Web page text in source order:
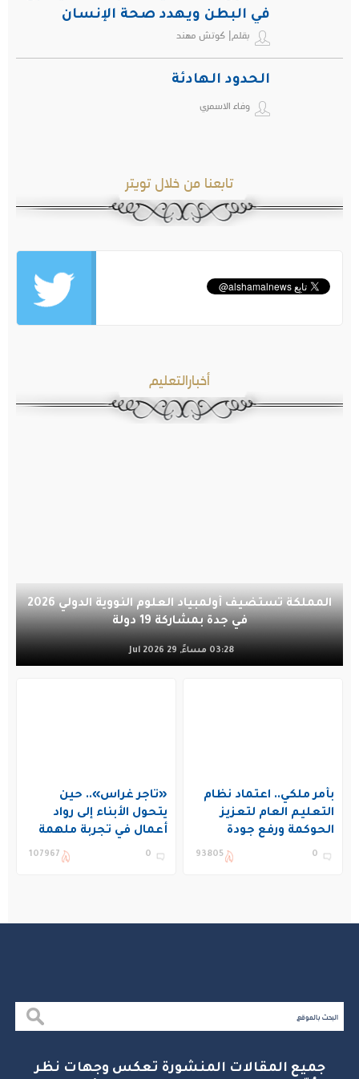
في البطن ويهدد صحة الإنسان
بقلم| كوتش مهند
الحدود الهادئة
وفاء الاسمري
تابعنا من خلال تويتر
أخبارالتعليم
المملكة تستضيف أولمبياد العلوم النووية الدولي 2026
في جدة بمشاركة 19 دولة
03:28 مساءً, 29 Jul 2026
بأمر ملكي.. اعتماد نظام
التعليم العام لتعزيز
الحوكمة ورفع جودة
التعليم في المملكة
0
93805
«تاجر غراس».. حين
يتحول الأبناء إلى رواد
أعمال في تجربة ملهمة
بنادي غراس الصيفي
0
107967
جميع المقالات المنشورة تعكس وجهات نظر